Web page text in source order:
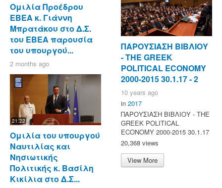
Ομιλία Προέδρου
ΕΒΕΑ κ. Γιάννη
Μπρατάκου στο Δ.Σ.
του ΕΒΕΑ παρουσία
του υπουργού...
2 months ago
21:22
Ομιλία του υπουργού
Ναυτιλίας και
Νησιωτικής
Πολιτικής κ. Βασίλη
Κικίλια στο Δ.Σ...
ΠΑΡΟΥΣΙΑΣΗ ΒΙΒΛΙΟΥ
- ΤΗΕ GREEK
POLITICAL ECONOMY
2000-2015 30.1.17 - 2
10 years ago
in 2017
ΠΑΡΟΥΣΙΑΣΗ ΒΙΒΛΙΟΥ - ΤΗΕ
GREEK POLITICAL
ECONOMY 2000-2015 30.1.17
20,368 views
View More